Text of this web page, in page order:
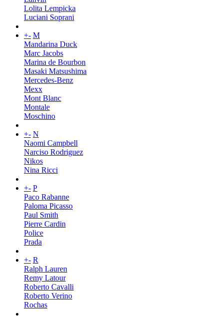
Lolita Lempicka
Luciani Soprani
+- M
Mandarina Duck
Marc Jacobs
Marina de Bourbon
Masaki Matsushima
Mercedes-Benz
Mexx
Mont Blanc
Montale
Moschino
+- N
Naomi Campbell
Narciso Rodriguez
Nikos
Nina Ricci
+- P
Paco Rabanne
Paloma Picasso
Paul Smith
Pierre Cardin
Police
Prada
+- R
Ralph Lauren
Remy Latour
Roberto Cavalli
Roberto Verino
Rochas